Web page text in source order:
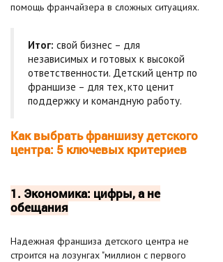
помощь франчайзера в сложных ситуациях.
Итог: свой бизнес – для
независимых и готовых к высокой
ответственности. Детский центр по
франшизе – для тех, кто ценит
поддержку и командную работу.
Как выбрать франшизу детского
центра: 5 ключевых критериев
1. Экономика: цифры, а не
обещания
Надежная франшиза детского центра не
строится на лозунгах "миллион с первого